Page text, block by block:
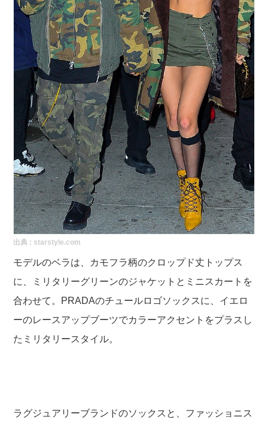
出典 : starstyle.com
モデルのベラは、カモフラ柄のクロップド丈トップス
に、ミリタリーグリーンのジャケットとミニスカートを
合わせて。PRADAのチュールロゴソックスに、イエロ
ーのレースアップブーツでカラーアクセントをプラスし
たミリタリースタイル。
ラグジュアリーブランドのソックスと、ファッショニス